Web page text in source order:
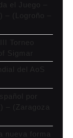
el Juego –
– (Logroño –
Torneo
Sigmar
del AoS
por
– (Zaragoza
nueva forma